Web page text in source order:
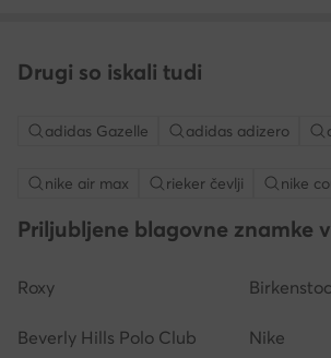
Drugi so iskali tudi
adidas Gazelle adidas adizero
nike air max rieker čevlji nike
Priljubljene blagovne znamke
Roxy
Beverly Hills Polo Club Nike